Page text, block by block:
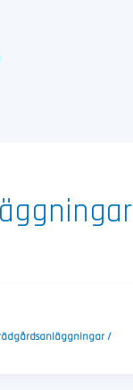
/